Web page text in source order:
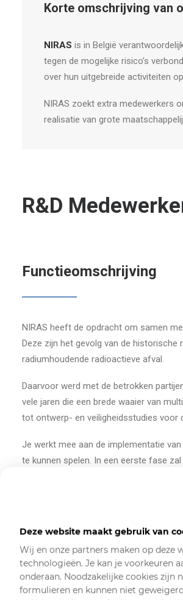
Korte omschrijving van
NIRAS is in België
tegen de mogelijke risico’s
over hun uitgebreide activiteiten
NIRAS zoekt extra medewerkers
realisatie van grote
R&D
Functieomschrijving
NIRAS heeft de opdracht om samen
Deze zijn het gevolg van de historische
radiumhoudende radioactieve afval.
Daarvoor werd met de betrokken
vele jaren die een brede waaier van
tot ontwerp- en veiligheidsstudies voor
Je werkt mee aan de implementatie
te kunnen spelen. In een eerste fase
Je werkt samen met collega’s die je
Met je opgebouwde kennis en
Je wordt verantwoordelijk voor de
Je hebt zowel aandacht voor de
Je rapporteert intern over de
stakeholders.
Deze website maakt gebruik van
Wij en onze partners maken op deze
technologieën. Je kan je voorkeuren
onderaan. Noodzakelijke cookies
formulieren en kunnen niet